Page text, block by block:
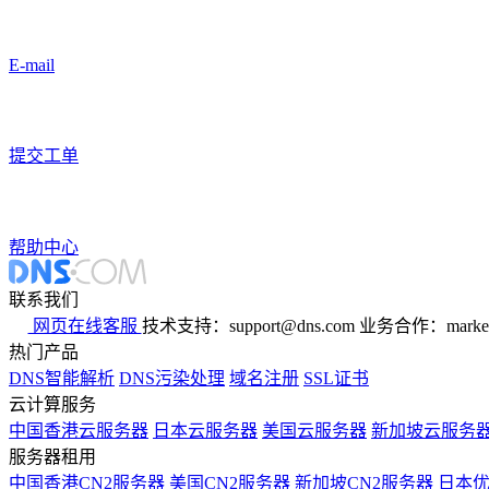
E-mail
提交工单
帮助中心
联系我们
网页在线客服 技术支持：support@dns.com 业务合作：
热门产品
DNS智能解析 DNS污染处理 域名注册 SSL证书
云计算服务
中国香港云服务器 日本云服务器 美国云服务器 新加坡云服务
服务器租用
中国香港CN2服务器 美国CN2服务器 新加坡CN2服务器 日本